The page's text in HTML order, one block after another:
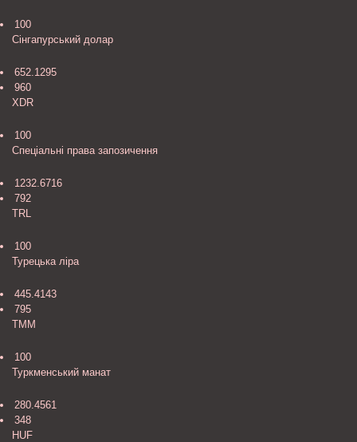
100
Сінгапурський долар
652.1295
960
XDR
100
Спецiальнi права запозичення
1232.6716
792
TRL
100
Турецька ліра
445.4143
795
TMM
100
Туркменський манат
280.4561
348
HUF